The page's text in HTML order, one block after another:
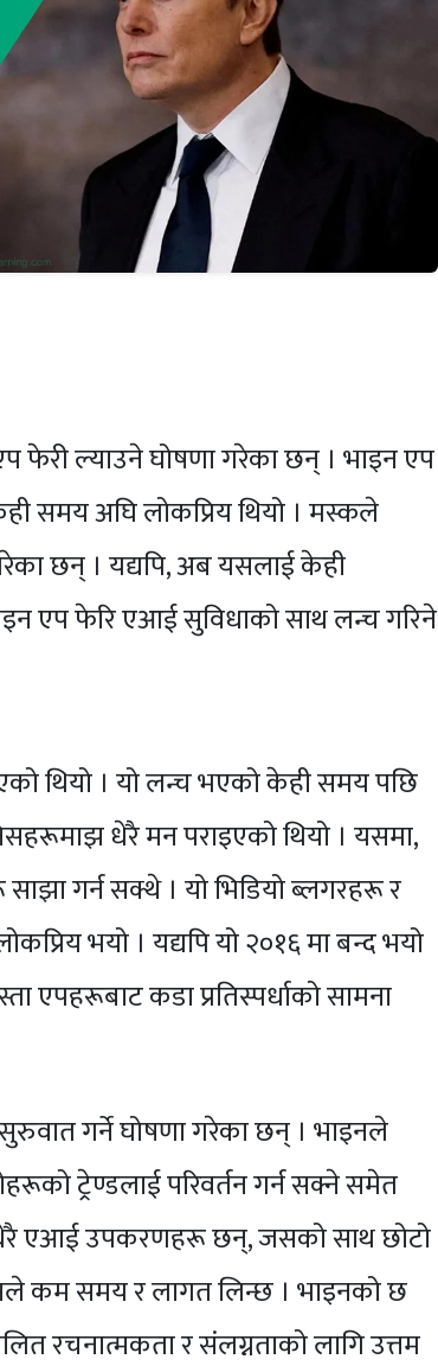
फेरी ल्याउने घोषणा गरेका छन् । भाइन एप
समय अघि लोकप्रिय थियो । मस्कले
छन् । यद्यपि, अब यसलाई केही
एप फेरि एआई सुविधाको साथ लन्च गरिने
थियो । यो लन्च भएको केही समय पछि
धेरै मन पराइएको थियो । यसमा,
गर्न सक्थे । यो भिडियो ब्लगरहरू र
भयो । यद्यपि यो २०१६ मा बन्द भयो
एपहरूबाट कडा प्रतिस्पर्धाको सामना
गर्ने घोषणा गरेका छन् । भाइनले
ट्रेण्डलाई परिवर्तन गर्न सक्ने समेत
एआई उपकरणहरू छन्, जसको साथ छोटो
कम समय र लागत लिन्छ । भाइनको छ
रचनात्मकता र संलग्नताको लागि उत्तम